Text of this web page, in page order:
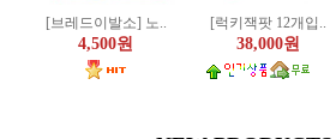
[브레드이발소] 노..
4,500원
[럭키잭팟 12개입..
38,000원